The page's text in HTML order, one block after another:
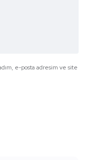
e-posta adresim ve site